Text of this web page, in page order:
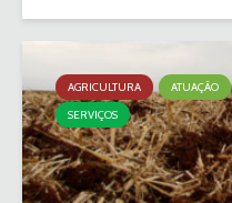
AGRICULTURA ATUAÇÃO
SERVIÇOS